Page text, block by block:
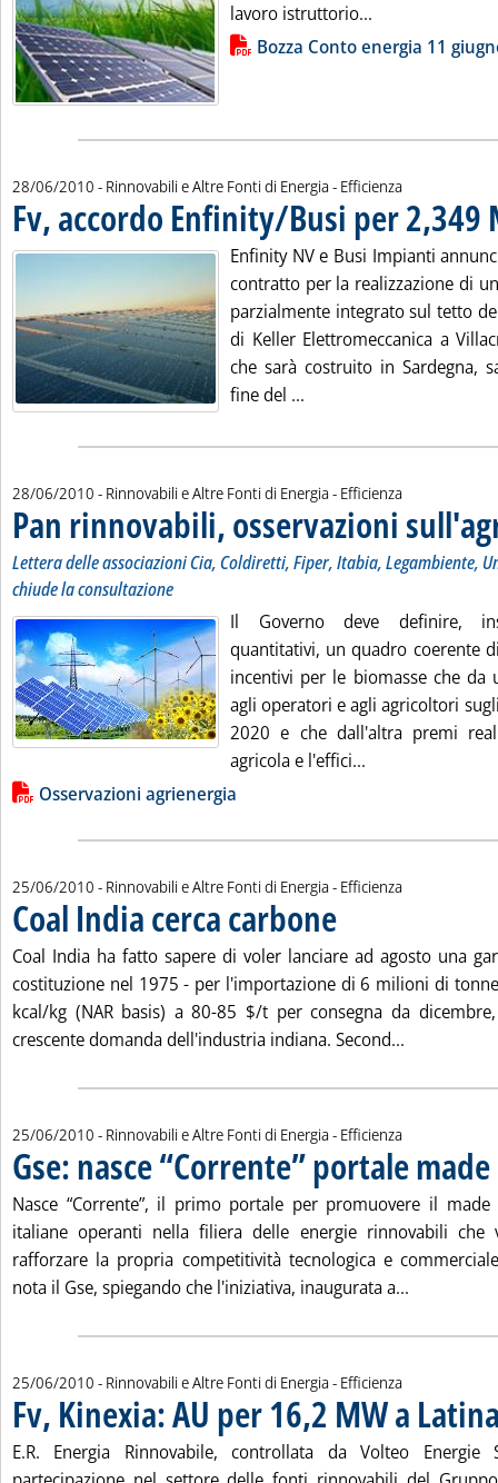
lavoro istruttorio...
Lista allegati PDF alla notiziaBozza Conto energia 11
28/06/2010 - Rinnovabili e Altre Fonti di Energia - Efficienza
Fv, accordo Enfinity/Busi per 2,349
Enfinity NV e Busi Impianti
contratto per la realizzazione di
parzialmente integrato sul tetto
di Keller Elettromeccanica a
che sarà costruito in Sardegna,
fine del ...
28/06/2010 - Rinnovabili e Altre Fonti di Energia - Efficienza
Pan rinnovabili, osservazioni
Lettera delle associazioni Cia, Coldiretti, Fiper, Itabia, Legambiente,
chiude la consultazione
Il Governo deve definire,
quantitativi, un quadro coerente
incentivi per le biomasse che da
agli operatori e agli agricoltori
2020 e che dall'altra premi
agricola e l'effici...
Lista allegati PDF alla notizia
Osservazioni agrienergia
25/06/2010 - Rinnovabili e Altre Fonti di Energia - Efficienza
Coal India cerca carbone
Coal India ha fatto sapere di voler lanciare ad agosto una
costituzione nel 1975 - per l'importazione di 6 milioni di
kcal/kg (NAR basis) a 80-85 $/t per consegna da
crescente domanda dell'industria indiana. Second...
25/06/2010 - Rinnovabili e Altre Fonti di Energia - Efficienza
Gse: nasce “Corrente” portale
Nasce “Corrente”, il primo portale per promuovere il
italiane operanti nella filiera delle energie rinnovabili che
rafforzare la propria competitività tecnologica e
nota il Gse, spiegando che l'iniziativa, inaugurata a...
25/06/2010 - Rinnovabili e Altre Fonti di Energia - Efficienza
Fv, Kinexia: AU per 16,2 MW a
E.R. Energia Rinnovabile, controllata da Volteo Energie